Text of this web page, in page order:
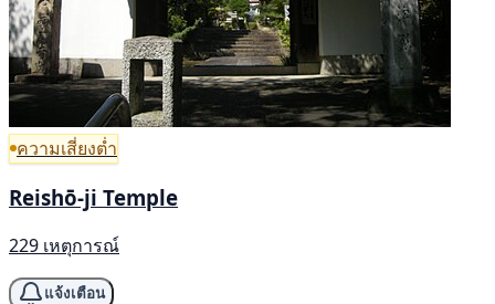
ความเสี่ยงต่ำ
Reishō-ji Temple
229 เหตุการณ์
แจ้งเตือน